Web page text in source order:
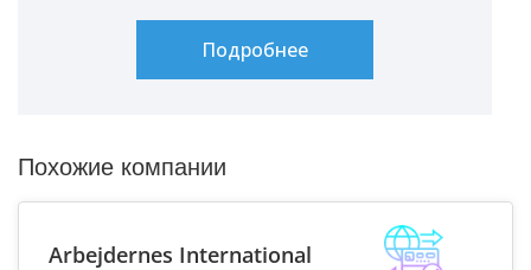
Подробнее
Похожие компании
Arbejdernes International